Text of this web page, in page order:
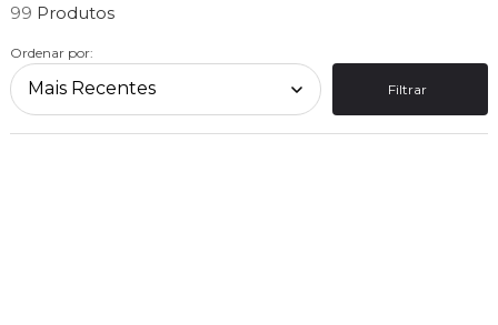
99
Ordenar por:
Filtrar